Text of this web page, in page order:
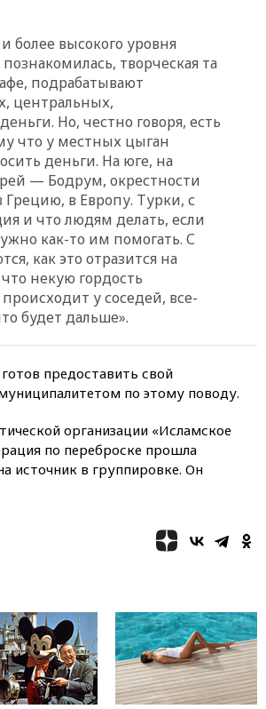
14:57Жара в Европе может
нанести ущерб экономике в
размере €800 млрд
14:49Пентагон озаботился
критикой Трампа по поводу
дефицита боеприпасов
14:40 В Германии задержан
украинец за шпионаж на
оборонном предприятии
14:21АТОР сообщила о
снижении цен на авиабилеты
в России
14:19Масштабный сбой
произошел в рунете
14:14
не пострадает от британских
13:58 Медведев назвал
Японию вассалом США
13:45 В Петербурге достроили
новый тоннель зеленой ветки
метро
Восемь человек
13:19
WP: Трамп определился
со своим преемником
13:13
СК возбудил дело по
факту гибели женщины и
ребенка в Раменском
более высокого уровня
творческая та
подрабатывают
центральных,
Но, честно говоря, есть
что у местных цыган
деньги. На юге, на
— Бодрум, окрестности
в Европу. Турки, с
и что людям делать, если
как-то им помогать. С
как это отразится на
некую гордость
у соседей, все-
будет дальше».
предоставить свой
по этому поводу.
организации «Исламское
по переброске прошла
источник в группировке. Он